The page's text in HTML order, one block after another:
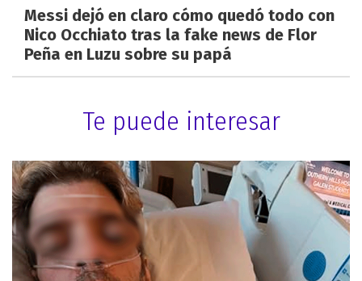
Messi dejó en claro cómo quedó todo con
Nico Occhiato tras la fake news de Flor
Peña en Luzu sobre su papá
Te puede interesar